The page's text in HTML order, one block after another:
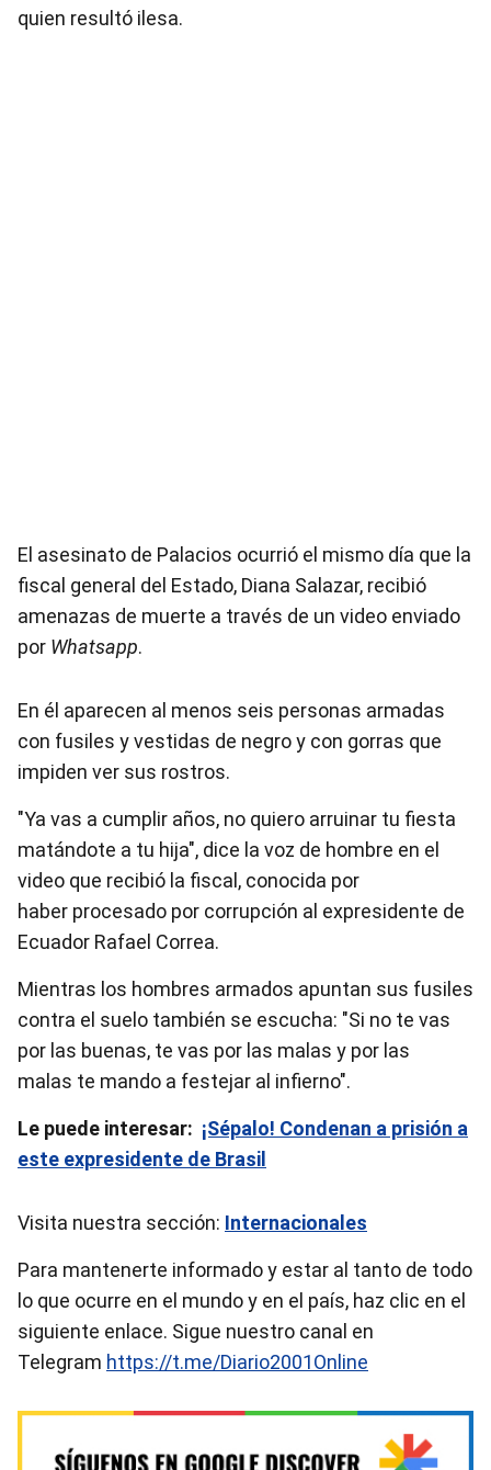
quien resultó ilesa.
El asesinato de Palacios ocurrió el mismo día que la
fiscal general del Estado, Diana Salazar, recibió
amenazas de muerte a través de un video enviado
por Whatsapp.
En él aparecen al menos seis personas armadas
con fusiles y vestidas de negro y con gorras que
impiden ver sus rostros.
"Ya vas a cumplir años, no quiero arruinar tu fiesta
matándote a tu hija", dice la voz de hombre en el
video que recibió la fiscal, conocida por
haber procesado por corrupción al expresidente de
Ecuador Rafael Correa.
Mientras los hombres armados apuntan sus fusiles
contra el suelo también se escucha: "Si no te vas
por las buenas, te vas por las malas y por las
malas te mando a festejar al infierno".
Le puede interesar: ¡Sépalo! Condenan a prisión a
este expresidente de Brasil
Visita nuestra sección: Internacionales
Para mantenerte informado y estar al tanto de todo
lo que ocurre en el mundo y en el país, haz clic en el
siguiente enlace. Sigue nuestro canal en
Telegram https://t.me/Diario2001Online